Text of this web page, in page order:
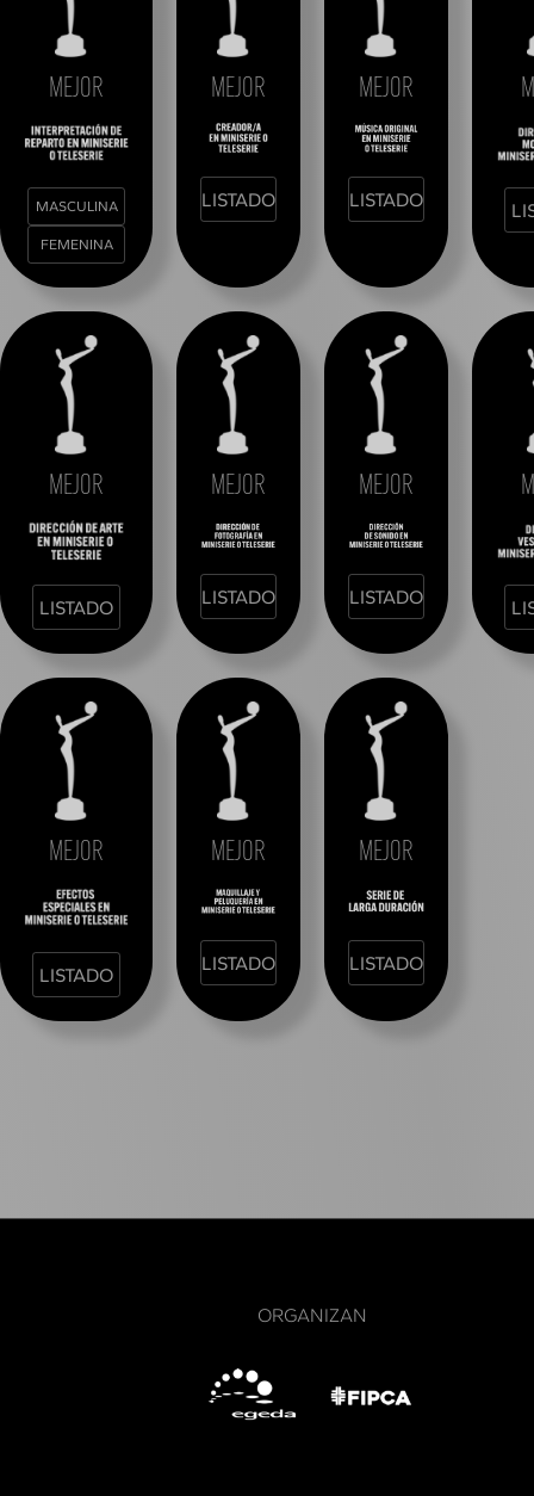
MEJOR
MASCULINA
FEMENINA
MEJOR
LISTADO
MEJOR
LISTADO
MEJOR
LISTADO
MEJOR
LISTADO
MEJOR
LISTADO
MEJOR
LISTADO
MEJOR
LISTADO
MEJOR
LISTADO
ORGANIZAN